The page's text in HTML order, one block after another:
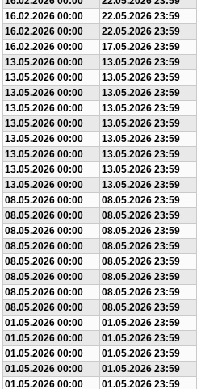
16.02.2026 00:00
22.05.2026 23:59
16.02.2026 00:00
22.05.2026 23:59
16.02.2026 00:00
17.05.2026 23:59
13.05.2026 00:00
13.05.2026 23:59
13.05.2026 00:00
13.05.2026 23:59
13.05.2026 00:00
13.05.2026 23:59
13.05.2026 00:00
13.05.2026 23:59
13.05.2026 00:00
13.05.2026 23:59
13.05.2026 00:00
13.05.2026 23:59
13.05.2026 00:00
13.05.2026 23:59
13.05.2026 00:00
13.05.2026 23:59
13.05.2026 00:00
13.05.2026 23:59
08.05.2026 00:00
08.05.2026 23:59
08.05.2026 00:00
08.05.2026 23:59
08.05.2026 00:00
08.05.2026 23:59
08.05.2026 00:00
08.05.2026 23:59
08.05.2026 00:00
08.05.2026 23:59
08.05.2026 00:00
08.05.2026 23:59
08.05.2026 00:00
08.05.2026 23:59
08.05.2026 00:00
08.05.2026 23:59
01.05.2026 00:00
01.05.2026 23:59
01.05.2026 00:00
01.05.2026 23:59
01.05.2026 00:00
01.05.2026 23:59
01.05.2026 00:00
01.05.2026 23:59
01.05.2026 00:00
01.05.2026 23:59